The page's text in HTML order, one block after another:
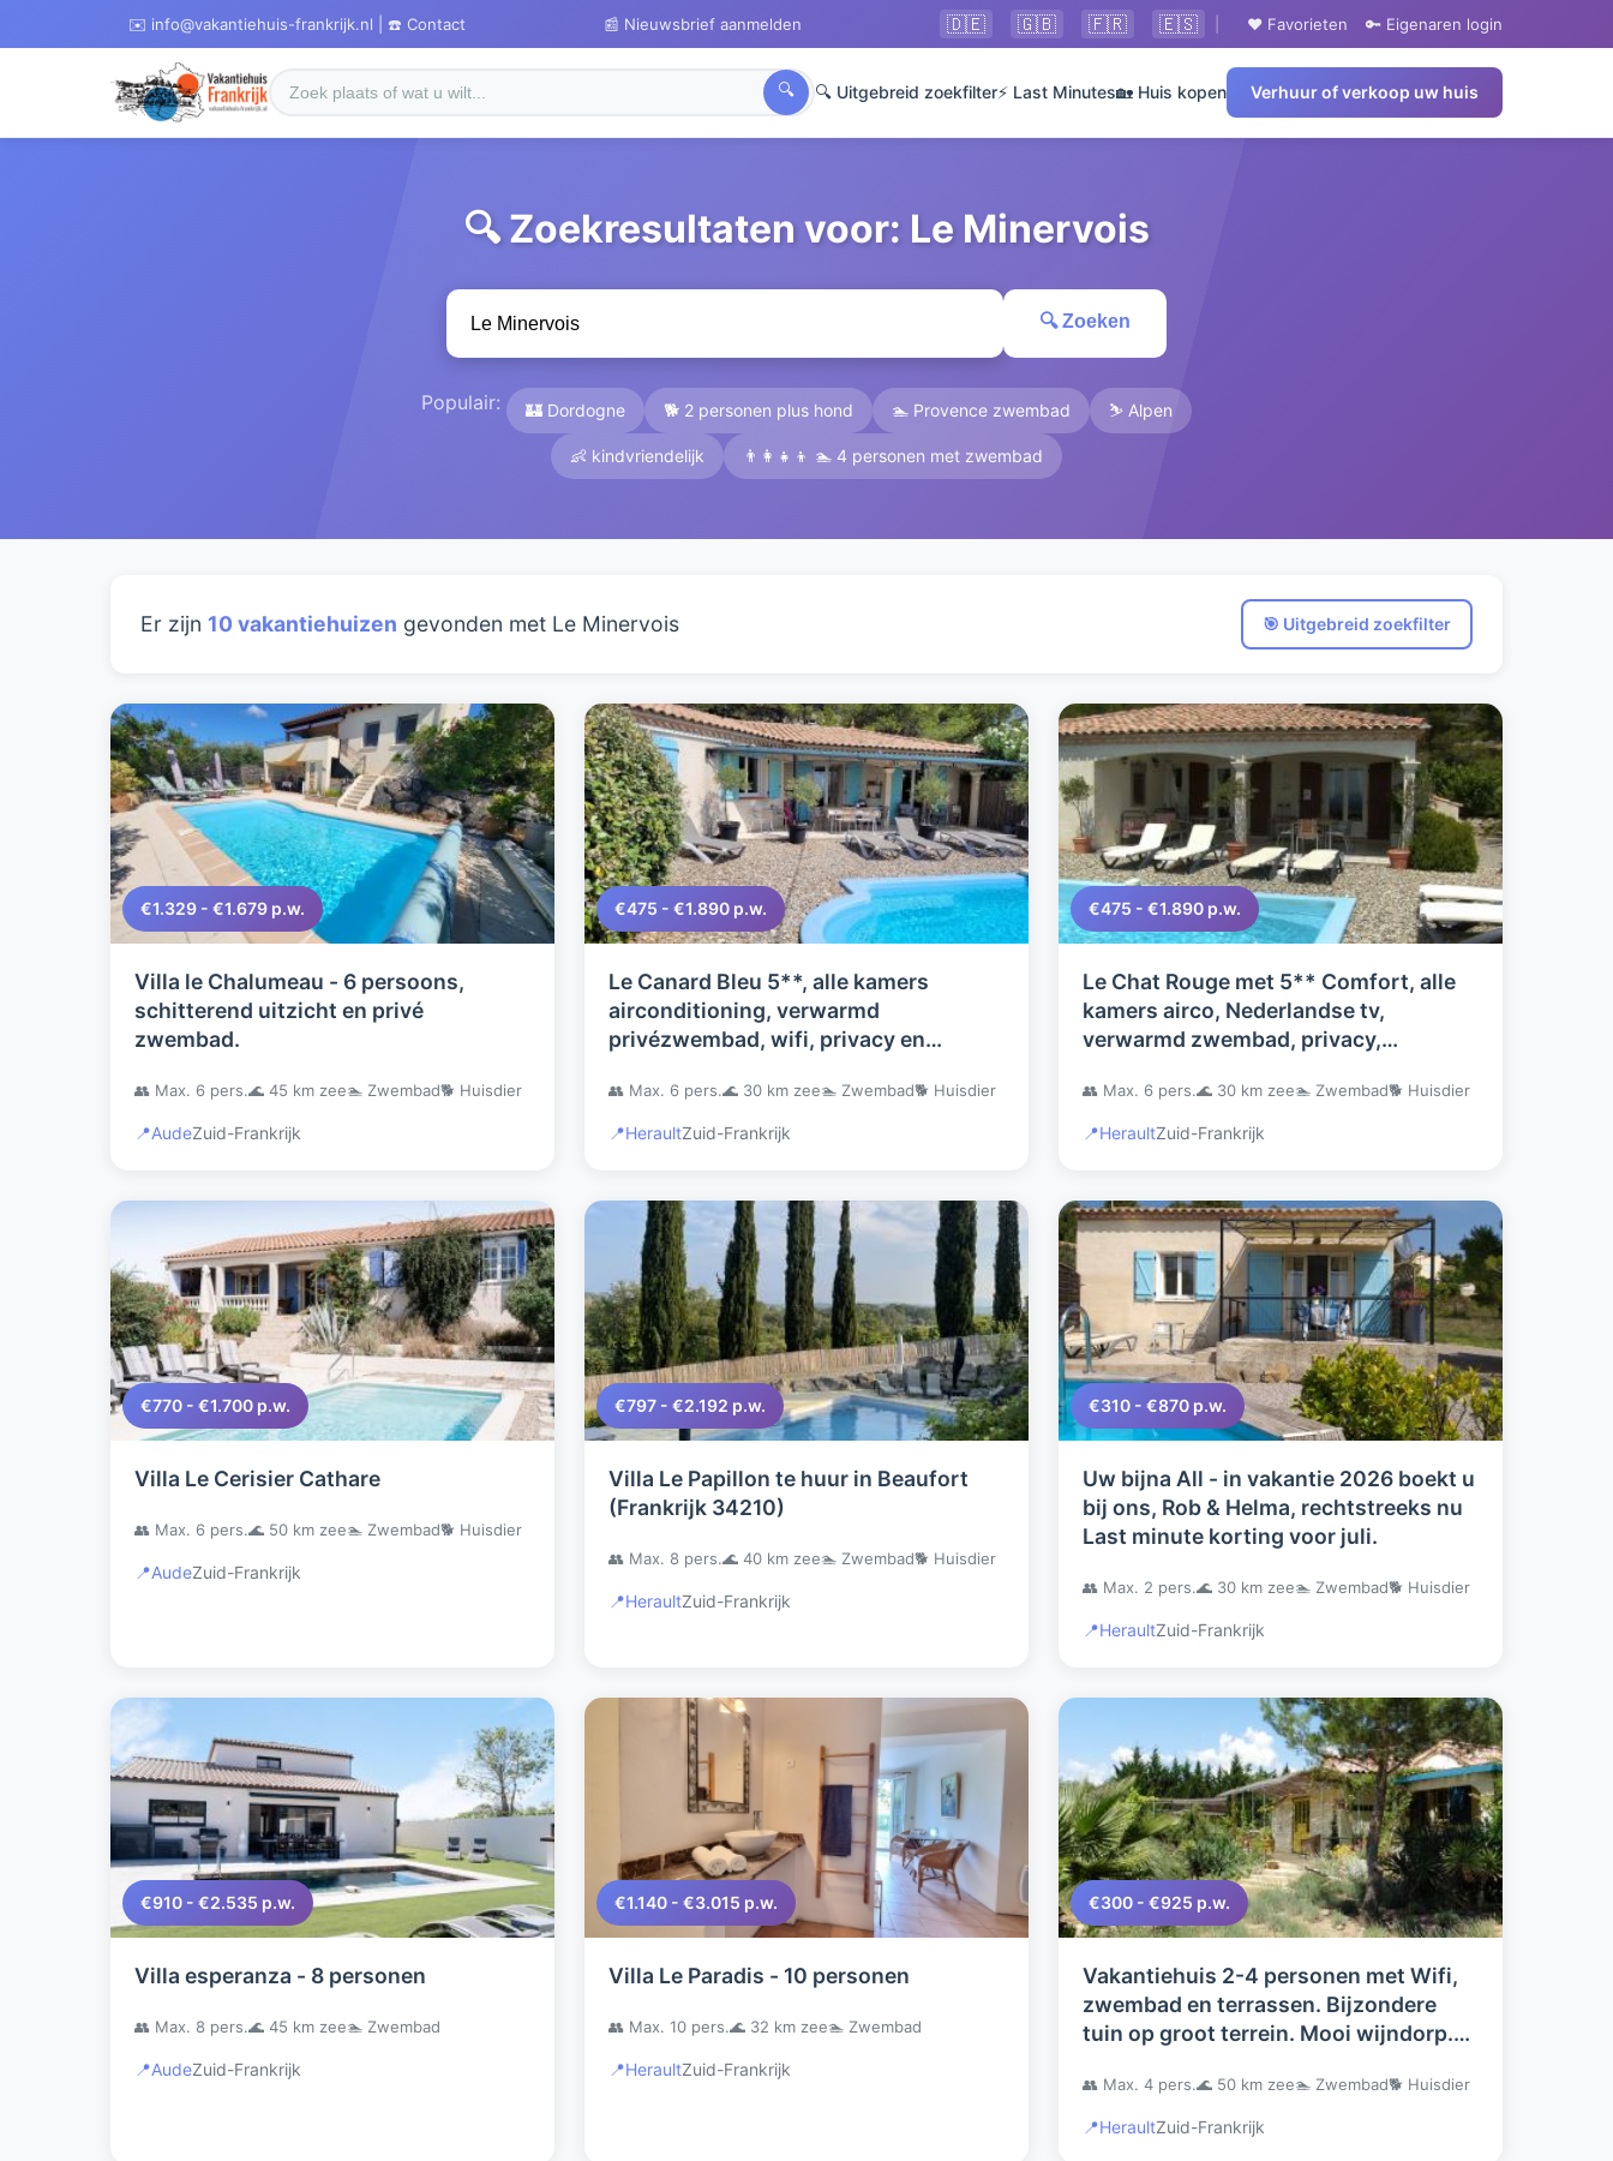
✉️ info@vakantiehuis-frankrijk.nl | ☎️ Contact 📰 Nieuwsbrief aanmelden 🇩🇪 🇬🇧 🇫🇷 🇪🇸 ❤️ Favorieten 🔑 Eigenaren login
🔍 🔍 Uitgebreid zoekfilter⚡ Last Minutes🏡 Huis kopen Verhuur of verkoop uw huis
🔍 Zoekresultaten voor: Le Minervois
🔍 Zoeken
Populair: 🏰 Dordogne 🐕 2 personen plus hond 🏊 Provence zwembad ⛷️ Alpen
👶 kindvriendelijk 👨‍👩‍👧‍👦 🏊 4 personen met zwembad
Er zijn 10 vakantiehuizen gevonden met Le Minervois 🎯 Uitgebreid zoekfilter
€1.329 - €1.679 p.w.
Villa le Chalumeau - 6 persoons,
schitterend uitzicht en privé
zwembad.
👥 Max. 6 pers.🌊 45 km zee🏊 Zwembad🐕 Huisdier
📍AudeZuid-Frankrijk
€475 - €1.890 p.w.
Le Canard Bleu 5**, alle kamers
airconditioning, verwarmd
privézwembad, wifi, privacy en
te boeken.
👥 Max. 6 pers.🌊 30 km zee🏊 Zwembad🐕 Huisdier
📍HeraultZuid-Frankrijk
€475 - €1.890 p.w.
Le Chat Rouge met 5** Comfort, alle
kamers airco, Nederlandse tv,
verwarmd zwembad, privacy,
👥 Max. 6 pers.🌊 30 km zee🏊 Zwembad🐕 Huisdier
📍HeraultZuid-Frankrijk
€770 - €1.700 p.w.
Villa Le Cerisier Cathare
👥 Max. 6 pers.🌊 50 km zee🏊 Zwembad🐕 Huisdier
📍AudeZuid-Frankrijk
€797 - €2.192 p.w.
Villa Le Papillon te huur in Beaufort
(Frankrijk 34210)
👥 Max. 8 pers.🌊 40 km zee🏊 Zwembad🐕 Huisdier
📍HeraultZuid-Frankrijk
€310 - €870 p.w.
Uw bijna All - in vakantie 2026 boekt u
bij ons, Rob & Helma, rechtstreeks nu
Last minute korting voor juli.
👥 Max. 2 pers.🌊 30 km zee🏊 Zwembad🐕 Huisdier
📍HeraultZuid-Frankrijk
€910 - €2.535 p.w.
Villa esperanza - 8 personen
👥 Max. 8 pers.🌊 45 km zee🏊 Zwembad
📍AudeZuid-Frankrijk
€1.140 - €3.015 p.w.
Villa Le Paradis - 10 personen
👥 Max. 10 pers.🌊 32 km zee🏊 Zwembad
📍HeraultZuid-Frankrijk
€300 - €925 p.w.
Vakantiehuis 2-4 personen met Wifi,
zwembad en terrassen. Bijzondere
tuin op groot terrein. Mooi wijndorp.
👥 Max. 4 pers.🌊 50 km zee🏊 Zwembad🐕 Huisdier
📍HeraultZuid-Frankrijk